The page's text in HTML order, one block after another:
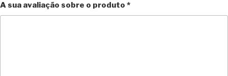
A sua avaliação sobre o produto *